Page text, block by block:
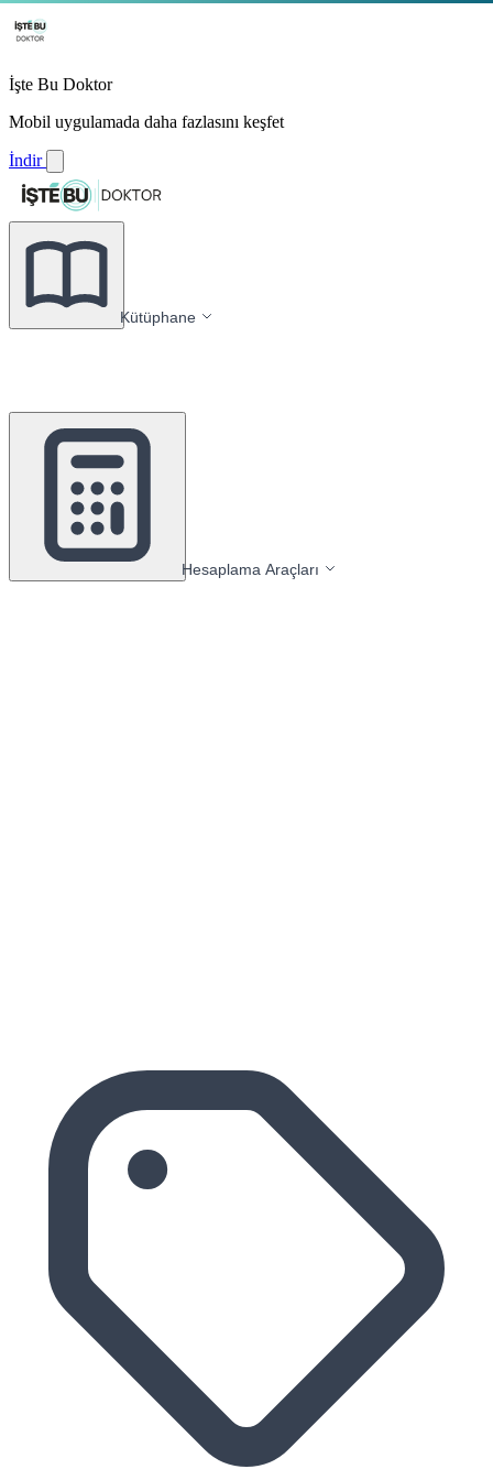
İşte Bu Doktor
Mobil uygulamada daha fazlasını keşfet
İndir
Kütüphane
Hesaplama Araçları